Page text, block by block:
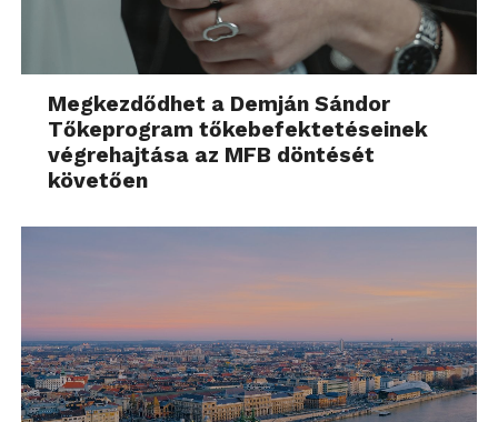
Megkezdődhet a Demján Sándor
Tőkeprogram tőkebefektetéseinek
végrehajtása az MFB döntését
követően